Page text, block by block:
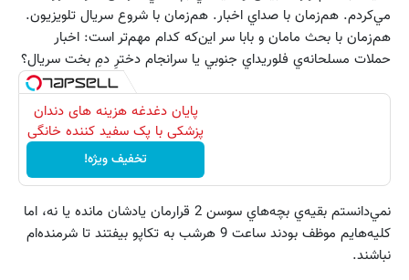
مي‌کردم. هم‌زمان با صداي اخبار. هم‌زمان با شروع سريال‌ تلويزيون.
هم‌زمان با بحث مامان و بابا سر اين‌که کدام مهم‌تر است: اخبار
حملات مسلحانه‌ي فلوريداي جنوبي يا سرانجام دخترِ دمِ بخت سريال؟
پایان دغدغه هزینه های دندان
پزشکی با پک سفید کننده خانگی
تخفیف ویژه!
نمي‌دانستم بقيه‌ي بچه‌هاي سوسن 2 قرارمان يادشان مانده يا نه، اما
کليه‌هايم موظف بودند ساعت 9 هرشب به تکاپو بيفتند تا شرمنده‌ام
نباشند.